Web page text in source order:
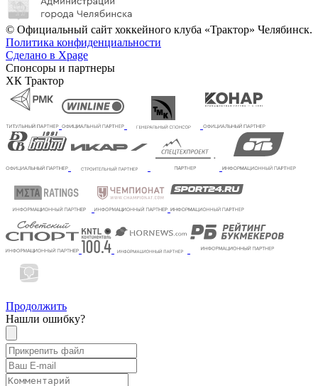
© Официальный сайт хоккейного клуба «Трактор» Челябинск.
Политика конфиденциальности
Сделано в Xpage
Спонсоры и партнеры
ХК Трактор
Продолжить
Нашли ошибку?